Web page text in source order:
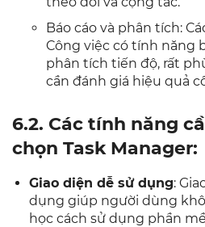
Báo cáo và phân tích:
Công việc có tính năng
phân tích tiến độ, rất
cần đánh giá hiệu quả
6.2. Các tính năng
chọn Task Manager:
Giao diện dễ sử dụng:
dụng giúp người dùng
học cách sử dụng phần